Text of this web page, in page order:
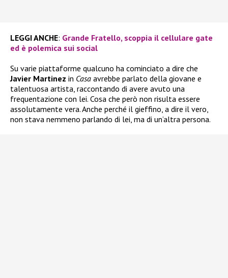
LEGGI ANCHE: Grande Fratello, scoppia il cellulare gate
ed è polemica sui social
Su varie piattaforme qualcuno ha cominciato a dire che
Javier Martinez in Casa avrebbe parlato della giovane e
talentuosa artista, raccontando di avere avuto una
frequentazione con lei. Cosa che però non risulta essere
assolutamente vera. Anche perché il gieffino, a dire il vero,
non stava nemmeno parlando di lei, ma di un’altra persona.